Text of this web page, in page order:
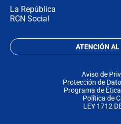
La República
RCN Social
ATENCIÓN AL
Aviso de
Protección de
Programa de
Política de
LEY 1712